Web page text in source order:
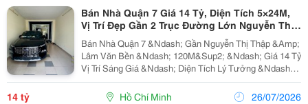
Bán Nhà Quận 7 Giá 14 Tỷ, Diện Tích 5×24M,
Vị Trí Đẹp Gần 2 Trục Đường Lớn Nguyễn Thị
Thập, Lâm Văn Bền
Bán Nhà Quận 7 &Ndash; Gần Nguyễn Thị Thập &Amp;
Lâm Văn Bền &Ndash; 120M&Sup2; &Ndash; Giá 14 Tỷ
Vị Trí Sáng Giá &Ndash; Diện Tích Lý Tưởng &Ndash;
Đầu Tư Bền Vững Cần Bán Căn Nhà Tại Khu Vực
Nguyễn Thị Thập &Ndash; Lâm Văn Bền, Quận 7. Sở
14 tỷ Hồ Chí Minh 26/07/2026